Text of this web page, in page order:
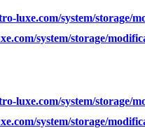
luxe.com/system/storage/
system/storage/
luxe.com/system/storage/
system/storage/